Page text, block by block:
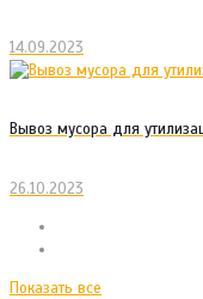
14.09.2023
Вывоз мусора для
26.10.2023
Показать все